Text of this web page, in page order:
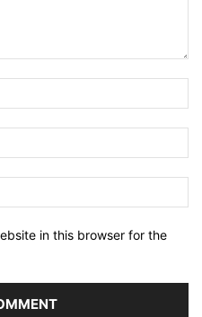
in this browser for the